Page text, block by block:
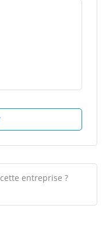
entreprise ?